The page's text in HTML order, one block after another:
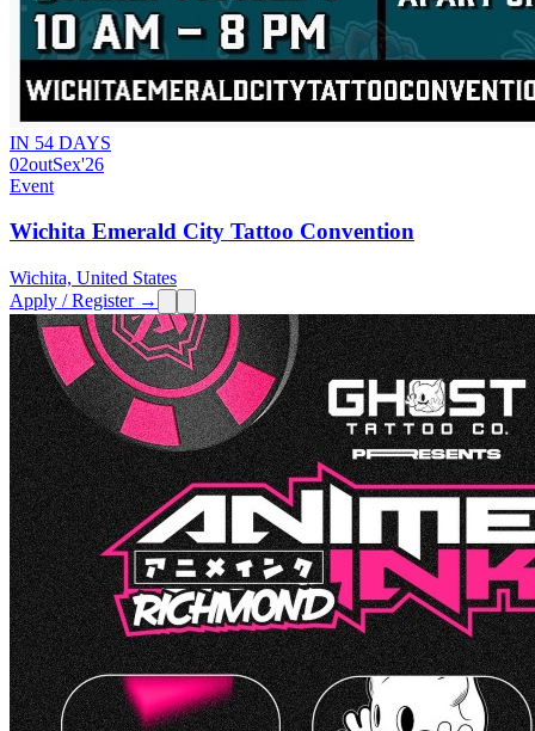
IN 54 DAYS
02outSex'26
Event
Wichita Emerald City Tattoo Convention
Wichita, United States
Apply / Register →